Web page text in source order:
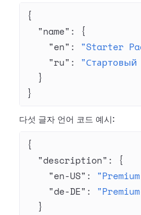
{
  "name"
: {
    "en"
: "Starter
    "ru"
: "Стартовый
  }
}
다섯 글자 언어 코드 예시:
{
  "description"
: {
    "en-US"
:
    "de-DE"
:
  }